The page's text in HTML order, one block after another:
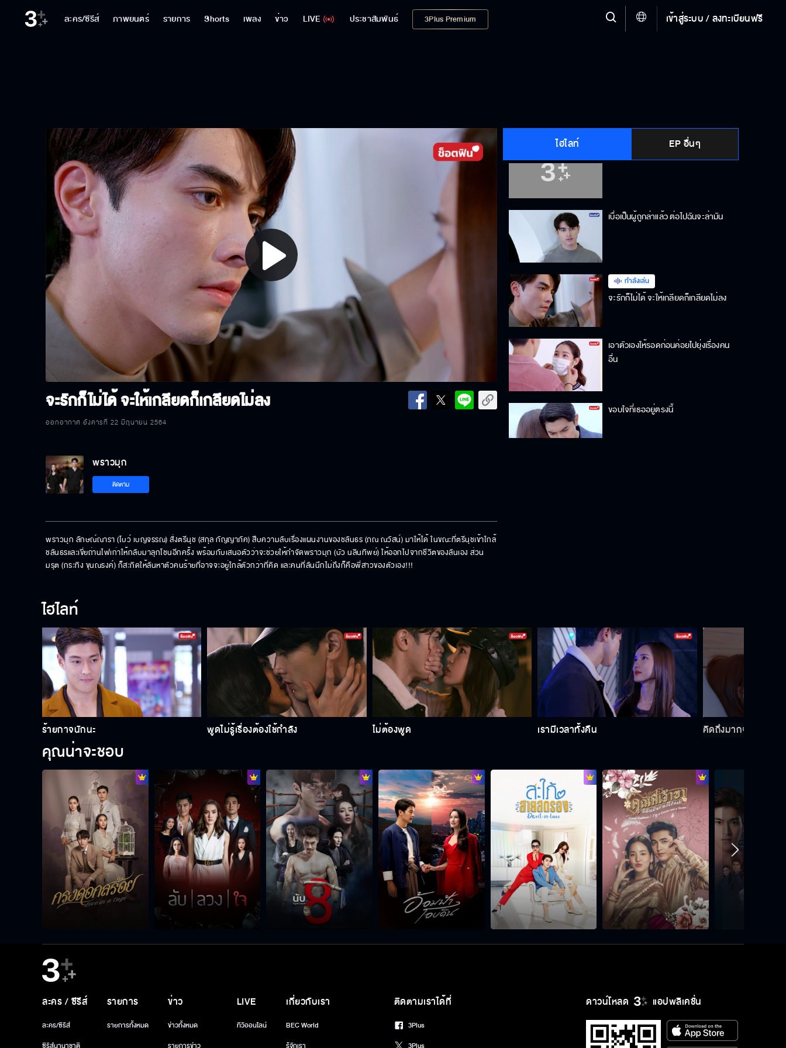
ละคร/ซีรีส์ ภาพยนตร์ รายการ Shorts เพลง ข่าว LIVE ประชาสัมพันธ์ 3Plus Premium เข้าสู่ระบบ / ลงทะเบียนฟรี
Play
Video
จะรักก็ไม่ได้ จะให้เกลียดก็เกลียดไม่ลง
ออกอากาศ อังคารที่ 22 มิถุนายน 2564
ไฮไลท์ EP อื่นๆ
ห้ามลืมตาจนกว่าจะอนุญาต
เบื่อเป็นผู้ถูกล่าแล้ว ต่อไปฉันจะล่ามัน
กำลังเล่น
จะรักก็ไม่ได้ จะให้เกลียดก็เกลียดไม่ลง
เอาตัวเองให้รอดก่อนค่อยไปยุ่งเรื่องคน
อื่น
ขอบใจที่เธออยู่ตรงนี้
เธอเป็นคนปล่อยข่าวพวกนี้ใช่มั้ย
ไม่อยากให้นายเห็นฉันในสภาพนี้
ฉันอยากให้นายอยู่ข้างฉันมากกว่า
รอไปก่อนเถอะ เพราะว่าฉันไม่ยอม
ห้ามจีบพี่มุกเด็ดขาด
พราวมุก
ติดตาม
พราวมุก ลักษณ์ณารา (โบว์ เบญจรรณ) สั่งตรีนุช (สกุล กัญญาภัค) สืบความลับเรื่องแผนงานของชลันธร (ภณ ณวัสน์) มาให้ได้ ในขณะที่ตรีนุชเข้าใกล้
ชลันธรและเขี่ยถ่านไฟเก่าให้กลับมาลุกโชนอีกครั้ง พร้อมกับเสนอตัวว่าจะช่วยให้กำจัดพราวมุก (บัว นลินทิพย์) ให้ออกไปจากชีวิตของลันเอง ส่วน
มรุต (กระทิง ขุนณรงค์) ก็สะกิดให้ลันหาตัวคนร้ายที่อาจจะอยู่ใกล้ตัวกว่าที่คิด และคนที่ลันนึกไม่ถึงก็คือพี่สาวของตัวเอง!!!
ไฮไลท์
ร้ายกาจนักนะ พูดไม่รู้เรื่องต้องใช้กำลัง ไม่ต้องพูด เรามีเวลาทั้งคืน คิดถึงมากจนทนไม่ไ
คุณน่าจะชอบ
ดาวน์โหลด แอปพลิเคชั่น
ละคร / ซีรีส์
ละคร/ซีรีส์
รายการ
รายการทั้งหมด
ข่าว
ข่าวทั้งหมด
LIVE
ทีวีออนไลน์
เกี่ยวกับเรา
BEC World
ติดตามเราได้ที่
3Plus